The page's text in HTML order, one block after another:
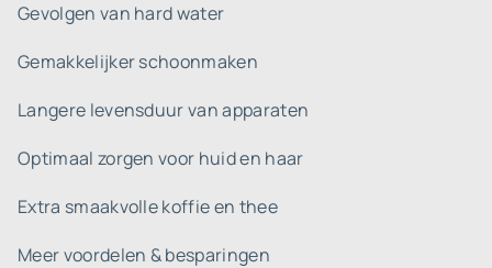
Gevolgen van hard water
Gemakkelijker schoonmaken
Langere levensduur van apparaten
Optimaal zorgen voor huid en haar
Extra smaakvolle koffie en thee
Meer voordelen & besparingen